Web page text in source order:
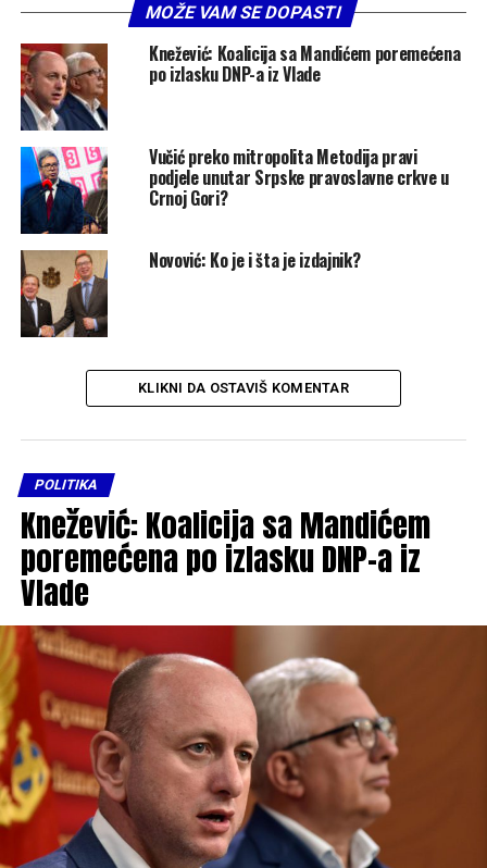
MOŽE VAM SE DOPASTI
Knežević: Koalicija sa Mandićem poremećena
po izlasku DNP-a iz Vlade
Vučić preko mitropolita Metodija pravi
podjele unutar Srpske pravoslavne crkve u
Crnoj Gori?
Novović: Ko je i šta je izdajnik?
KLIKNI DA OSTAVIŠ KOMENTAR
POLITIKA
Knežević: Koalicija sa Mandićem
poremećena po izlasku DNP-a iz
Vlade